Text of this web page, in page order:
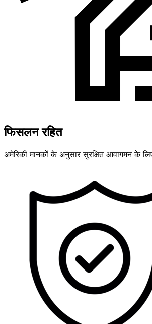
फिसलन रहित
अमेरिकी मानकों के अनुसार सुरक्षित आवागमन के